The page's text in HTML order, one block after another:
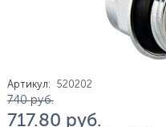
Артикул: 520202
Цена
740 руб.
717.80 руб.